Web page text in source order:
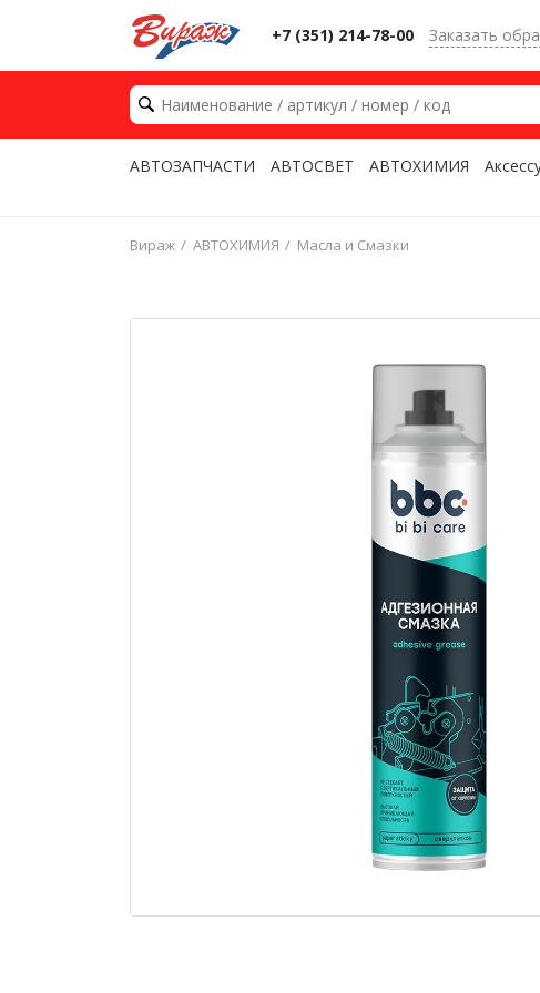
+7 (351) 214-78-00 Заказать
АВТОЗАПЧАСТИ АВТОСВЕТ АВТОХИМИЯ
Вираж АВТОХИМИЯ Масла и Смазки